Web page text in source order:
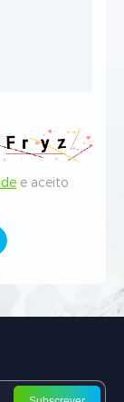
e aceito
e aceito